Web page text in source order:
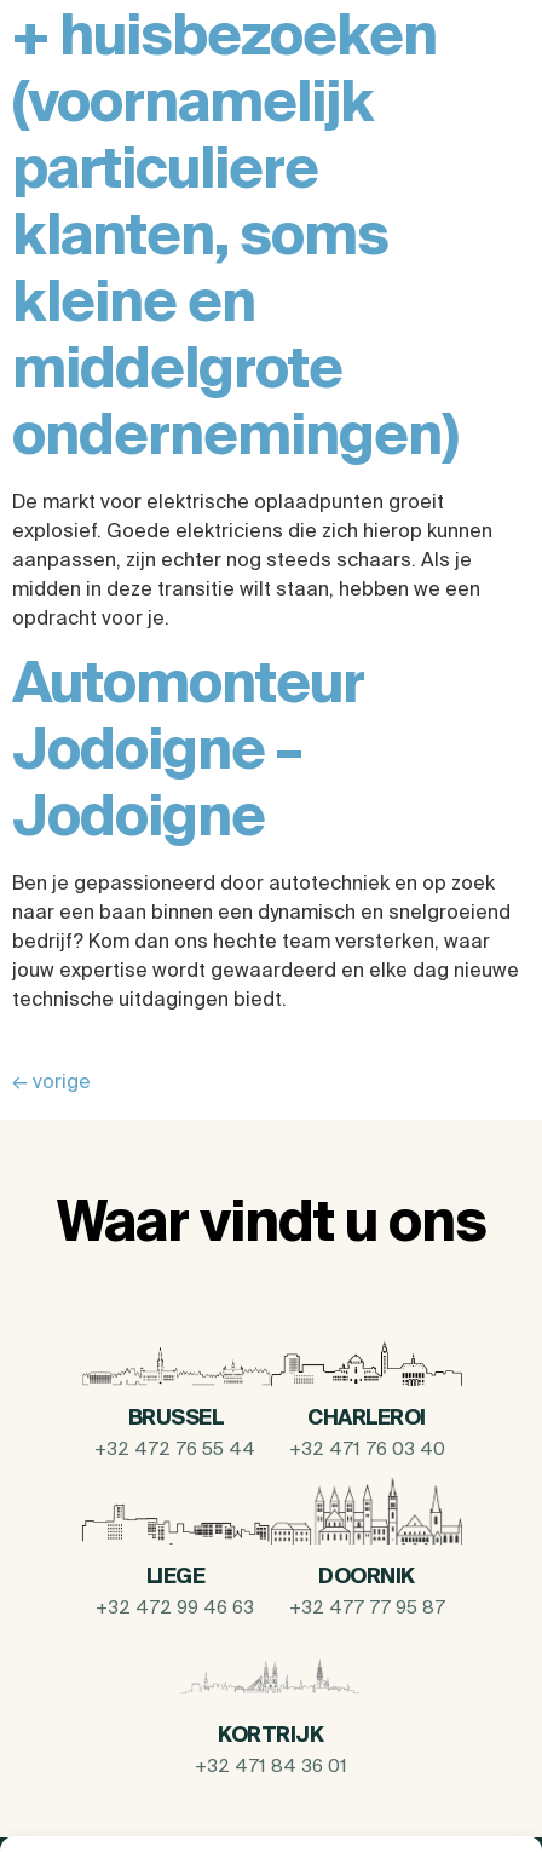
+ huisbezoeken
(voornamelijk
particuliere
klanten, soms
kleine en
middelgrote
ondernemingen)
De markt voor elektrische oplaadpunten groeit
explosief. Goede elektriciens die zich hierop kunnen
aanpassen, zijn echter nog steeds schaars. Als je
midden in deze transitie wilt staan, hebben we een
opdracht voor je.
Automonteur
Jodoigne –
Jodoigne
Ben je gepassioneerd door autotechniek en op zoek
naar een baan binnen een dynamisch en snelgroeiend
bedrijf? Kom dan ons hechte team versterken, waar
jouw expertise wordt gewaardeerd en elke dag nieuwe
technische uitdagingen biedt.
← vorige
Waar vindt u ons
BRUSSEL
+32 472 76 55 44
CHARLEROI
+32 471 76 03 40
LIEGE
+32 472 99 46 63
DOORNIK
+32 477 77 95 87
KORTRIJK
+32 471 84 36 01